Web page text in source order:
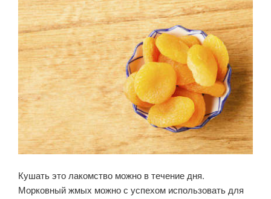
Кушать это лакомство можно в течение дня.
Морковный жмых можно с успехом использовать для